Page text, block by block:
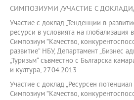
СИМПОЗИУМИ /УЧАСТИЕ С
Участие с доклад „Тенденции в
ресурси в условията на глобализация
Симпозиум ”Качество,
развитие“ НБУ, Департамент „Бизнес
„Туризъм“ съвместно с Българска
и култура, 27.04.2013
Участие с доклад „Ресурсен потенциал
Симпозиум ”Качество,